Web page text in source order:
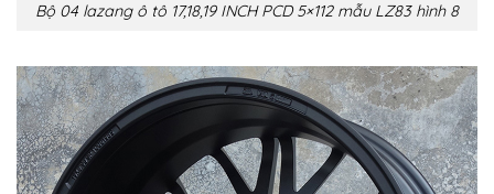
Bộ 04 lazang ô tô 17,18,19 INCH PCD 5×112 mẫu LZ83 hình 8